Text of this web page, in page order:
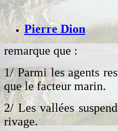
Pierre Dion
remarque que :
1/ Parmi les agents
que le facteur marin.
2/ Les vallées
rivage.